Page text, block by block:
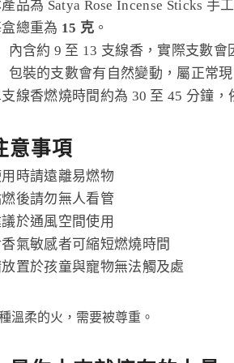
品為 Satya Rose Incense Sticks 手
總重為 15 克 。
內含約 9 至 13 支線香，實際支數
包裝的支數會有自然變動，屬正常現
線香燃燒時間約為 30 至 45 分鐘
意事項
時請遠離易燃物
後請勿無人看管
於通風空間使用
氣敏感者可縮短燃燒時間
置於孩童與寵物無法觸及處
溫柔的火，需要被尊重。